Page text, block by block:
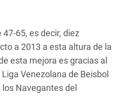
65, es decir, diez
a 2013 a esta altura de la
esta mejora es gracias al
Venezolana de Beisbol
Navegantes del